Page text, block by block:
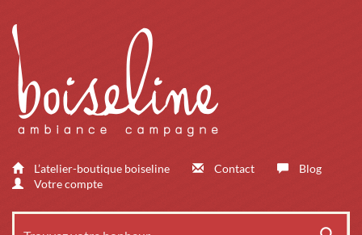
L’atelier-boutique boiseline Contact
Blog
Votre compte